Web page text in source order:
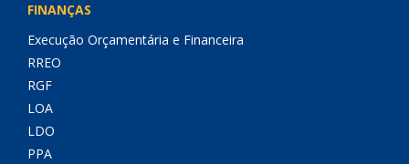
FINANÇAS
Execução Orçamentária e Financeira
RREO
RGF
LOA
LDO
PPA